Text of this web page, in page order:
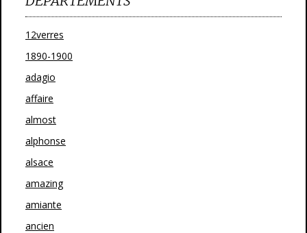
12verres
1890-1900
adagio
affaire
almost
alphonse
alsace
amazing
amiante
ancien